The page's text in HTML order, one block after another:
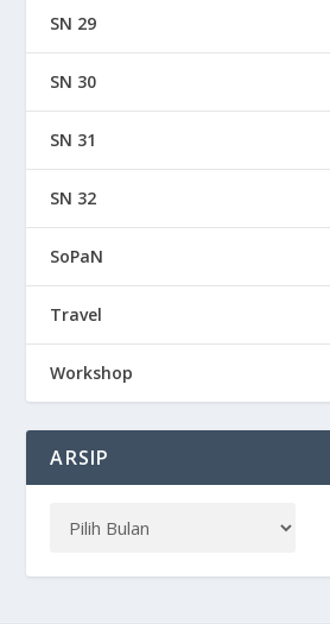
SN 29
SN 30
SN 31
SN 32
SoPaN
Travel
Workshop
ARSIP